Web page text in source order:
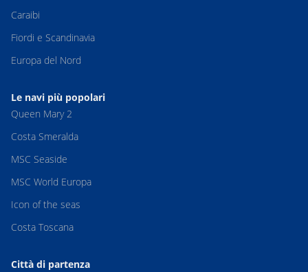
Caraibi
Fiordi e Scandinavia
Europa del Nord
Le navi più popolari
Queen Mary 2
Costa Smeralda
MSC Seaside
MSC World Europa
Icon of the seas
Costa Toscana
Città di partenza